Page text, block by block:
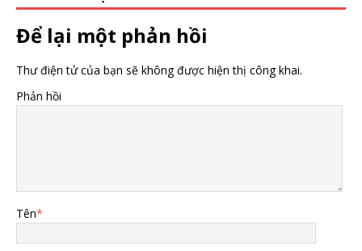
Để lại một phản hồi
Thư điện tử của bạn sẽ không được hiện thị công khai.
Phản hồi
Tên*